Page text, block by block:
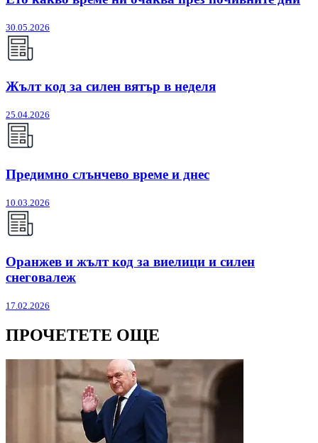
30.05.2026
Жълт код за силен вятър в неделя
25.04.2026
Предимно слънчево време и днес
10.03.2026
Оранжев и жълт код за виелици и силен
снеговалеж
17.02.2026
ПРОЧЕТЕТЕ ОЩЕ